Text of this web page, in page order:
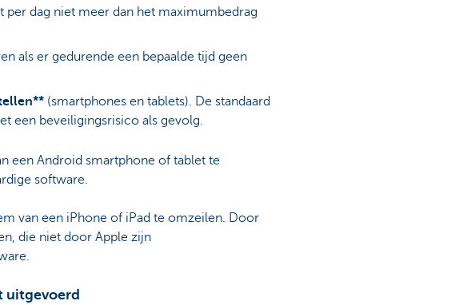
per dag niet meer dan het maximumbedrag
als er gedurende een bepaalde tijd geen
(smartphones en tablets). De standaard
een beveiligingsrisico als gevolg.
een Android smartphone of tablet te
software.
van een iPhone of iPad te omzeilen. Door
die niet door Apple zijn
uitgevoerd